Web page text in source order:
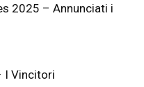
2025 – Annunciati i
I Vincitori